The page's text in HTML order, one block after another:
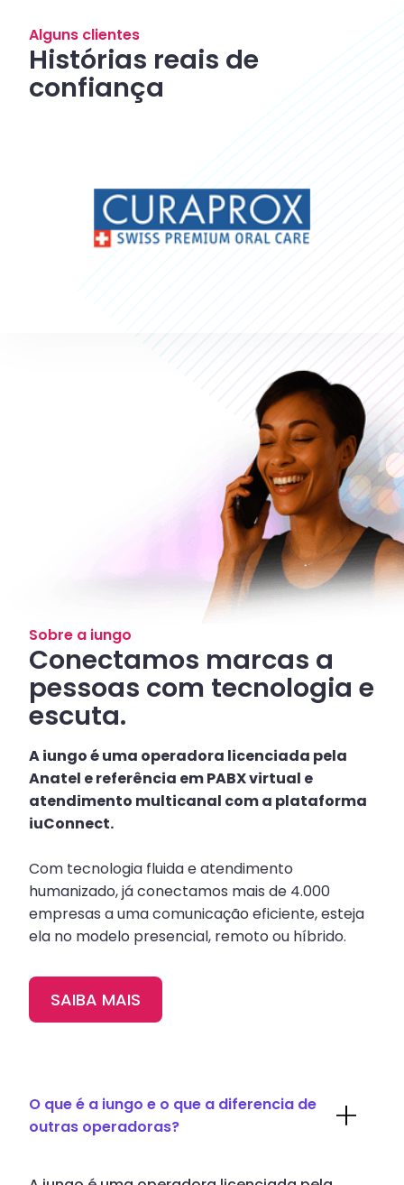
Alguns clientes
Histórias reais de
confiança
Sobre a iungo
Conectamos marcas a
pessoas com tecnologia e
escuta.
A iungo é uma operadora licenciada pela
Anatel e referência em PABX virtual e
atendimento multicanal com a plataforma
iuConnect.
Com tecnologia fluida e atendimento
humanizado, já conectamos mais de 4.000
empresas a uma comunicação eficiente, esteja
ela no modelo presencial, remoto ou híbrido.
SAIBA MAIS
O que é a iungo e o que a diferencia de
outras operadoras?